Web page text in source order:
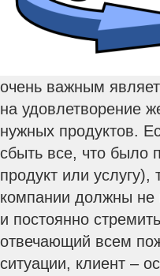
очень важным
на удовлетворение
нужных продуктов.
сбыть все, что было
продукт или услугу),
компании должны не
и постоянно
отвечающий всем
ситуации, клиент –